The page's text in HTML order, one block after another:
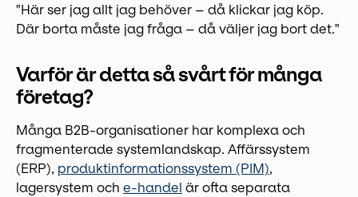
"Här ser jag allt jag behöver – då klickar jag köp.
Där borta måste jag fråga – då väljer jag bort det."
Varför är detta så svårt för många
företag?
Många B2B-organisationer har komplexa och
fragmenterade systemlandskap. Affärssystem
(ERP), produktinformationssystem (PIM),
lagersystem och e-handel är ofta separata